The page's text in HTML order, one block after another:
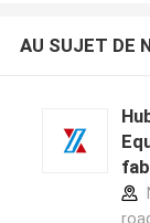
AU SUJET DE